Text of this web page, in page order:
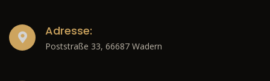
Adresse:
Poststraße 33, 66687 Wadern